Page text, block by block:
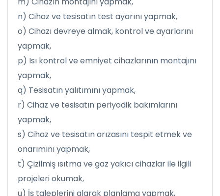
n) Cihaz ve tesisatın test ayarını yapmak,
o) Cihazı devreye almak, kontrol ve ayarlarını
yapmak,
p) Isı kontrol ve emniyet cihazlarının montajını
yapmak,
q) Tesisatın yalıtımını yapmak,
r) Cihaz ve tesisatın periyodik bakımlarını
yapmak,
s) Cihaz ve tesisatın arızasını tespit etmek ve
onarımını yapmak,
t) Çizilmiş ısıtma ve gaz yakıcı cihazlar ile ilgili
projeleri okumak,
u) İş taleplerini alarak planlama yapmak,